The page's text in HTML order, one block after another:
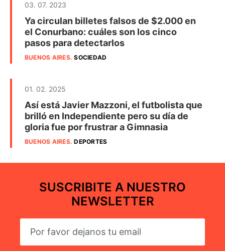
03. 07. 2023
Ya circulan billetes falsos de $2.000 en
el Conurbano: cuáles son los cinco
pasos para detectarlos
BUENOS AIRES.SOCIEDAD
01. 02. 2025
Así está Javier Mazzoni, el futbolista que
brilló en Independiente pero su día de
gloria fue por frustrar a Gimnasia
BUENOS AIRES.DEPORTES
SUSCRIBITE A NUESTRO
NEWSLETTER